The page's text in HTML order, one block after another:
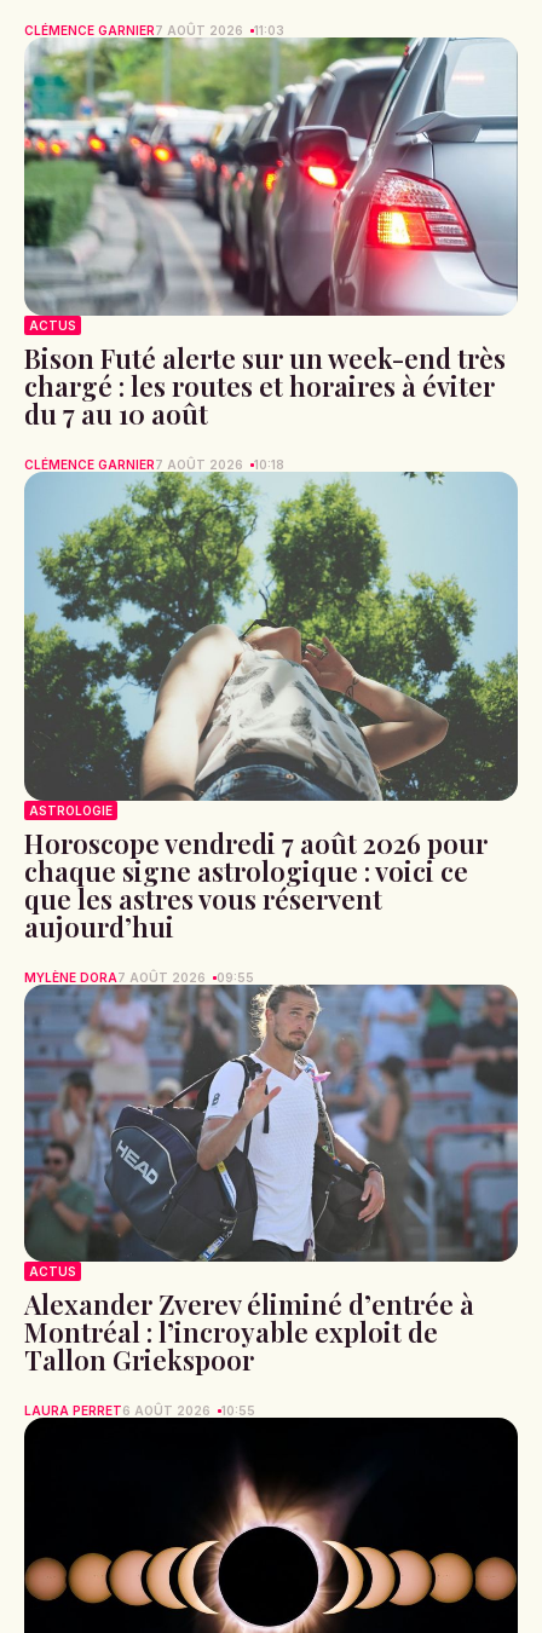
CLÉMENCE GARNIER7 AOÛT 2026 11:03
ACTUS
Bison Futé alerte sur un week-end très
chargé : les routes et horaires à éviter
du 7 au 10 août
CLÉMENCE GARNIER7 AOÛT 2026 10:18
ASTROLOGIE
Horoscope vendredi 7 août 2026 pour
chaque signe astrologique : voici ce
que les astres vous réservent
aujourd’hui
MYLÈNE DORA7 AOÛT 2026 09:55
ACTUS
Alexander Zverev éliminé d’entrée à
Montréal : l’incroyable exploit de
Tallon Griekspoor
LAURA PERRET6 AOÛT 2026 10:55